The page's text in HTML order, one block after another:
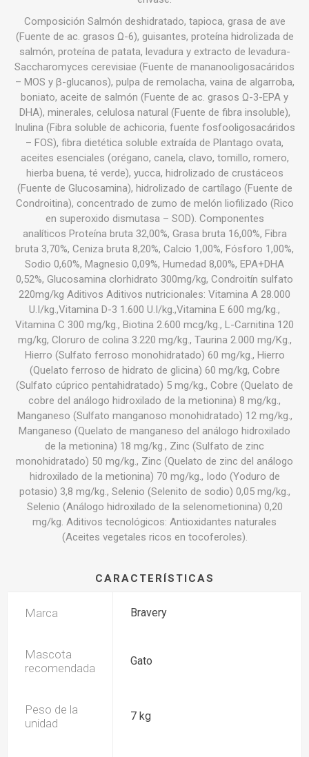
Composición Salmón deshidratado, tapioca, grasa de ave
(Fuente de ac. grasos Ω-6), guisantes, proteína hidrolizada de
salmón, proteína de patata, levadura y extracto de levadura-
Saccharomyces cerevisiae (Fuente de mananooligosacáridos
– MOS y β-glucanos), pulpa de remolacha, vaina de algarroba,
boniato, aceite de salmón (Fuente de ac. grasos Ω-3-EPA y
DHA), minerales, celulosa natural (Fuente de fibra insoluble),
Inulina (Fibra soluble de achicoria, fuente fosfooligosacáridos
– FOS), fibra dietética soluble extraída de Plantago ovata,
aceites esenciales (orégano, canela, clavo, tomillo, romero,
hierba buena, té verde), yucca, hidrolizado de crustáceos
(Fuente de Glucosamina), hidrolizado de cartílago (Fuente de
Condroitina), concentrado de zumo de melón liofilizado (Rico
en superoxido dismutasa – SOD). Componentes
analíticos Proteína bruta 32,00%, Grasa bruta 16,00%, Fibra
bruta 3,70%, Ceniza bruta 8,20%, Calcio 1,00%, Fósforo 1,00%,
Sodio 0,60%, Magnesio 0,09%, Humedad 8,00%, EPA+DHA
0,52%, Glucosamina clorhidrato 300mg/kg, Condroitín sulfato
220mg/kg Aditivos Aditivos nutricionales: Vitamina A 28.000
U.I/kg.,Vitamina D-3 1.600 U.I/kg.,Vitamina E 600 mg/kg.,
Vitamina C 300 mg/kg., Biotina 2.600 mcg/kg., L-Carnitina 120
mg/kg, Cloruro de colina 3.220 mg/kg., Taurina 2.000 mg/Kg.,
Hierro (Sulfato ferroso monohidratado) 60 mg/kg., Hierro
(Quelato ferroso de hidrato de glicina) 60 mg/kg, Cobre
(Sulfato cúprico pentahidratado) 5 mg/kg., Cobre (Quelato de
cobre del análogo hidroxilado de la metionina) 8 mg/kg.,
Manganeso (Sulfato manganoso monohidratado) 12 mg/kg.,
Manganeso (Quelato de manganeso del análogo hidroxilado
de la metionina) 18 mg/kg., Zinc (Sulfato de zinc
monohidratado) 50 mg/kg., Zinc (Quelato de zinc del análogo
hidroxilado de la metionina) 70 mg/kg., Iodo (Yoduro de
potasio) 3,8 mg/kg., Selenio (Selenito de sodio) 0,05 mg/kg.,
Selenio (Análogo hidroxilado de la selenometionina) 0,20
mg/kg. Aditivos tecnológicos: Antioxidantes naturales
(Aceites vegetales ricos en tocoferoles).
CARACTERÍSTICAS
Marca Bravery
Mascota
recomendada
Gato
Peso de la
unidad
7 kg